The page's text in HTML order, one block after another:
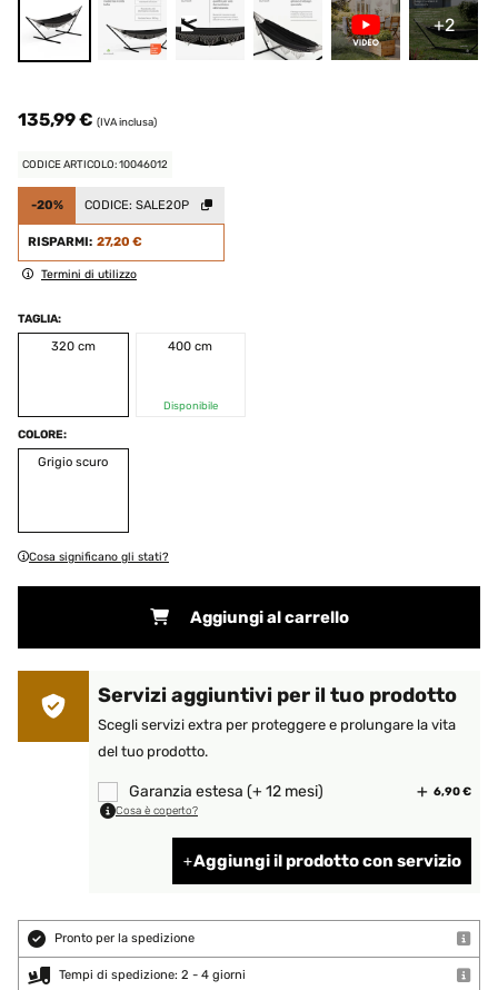
+2
135,99 € (IVA inclusa)
CODICE ARTICOLO: 10046012
-20% CODICE: SALE20P
RISPARMI: 27,20 €
Termini di utilizzo
TAGLIA:
320 cm
400 cm
Disponibile
COLORE:
Grigio scuro
Cosa significano gli stati?
Aggiungi al carrello
Servizi aggiuntivi per il tuo prodotto
Scegli servizi extra per proteggere e prolungare la vita
del tuo prodotto.
Garanzia estesa (+ 12 mesi) 6,90 €
Cosa è coperto?
Aggiungi il prodotto con servizio
Pronto per la spedizione
Tempi di spedizione: 2 - 4 giorni